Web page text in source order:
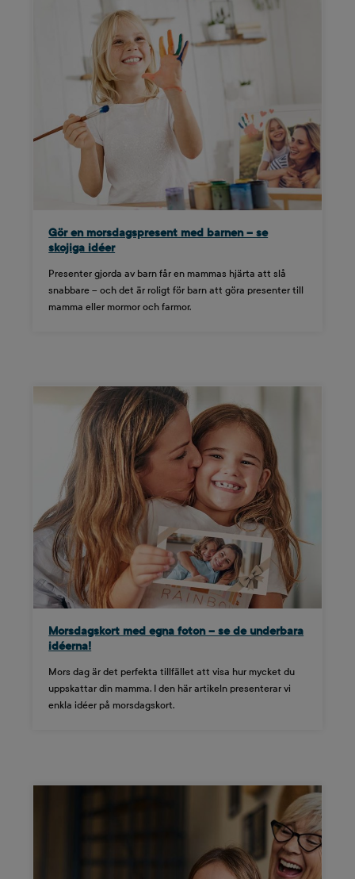
Gör en morsdagspresent med barnen – se
skojiga idéer
Presenter gjorda av barn får en mammas hjärta att slå
snabbare – och det är roligt för barn att göra presenter till
mamma eller mormor och farmor.
Morsdagskort med egna foton – se de underbara
idéerna!
Mors dag är det perfekta tillfället att visa hur mycket du
uppskattar din mamma. I den här artikeln presenterar vi
enkla idéer på morsdagskort.